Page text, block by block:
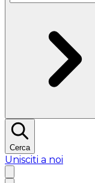
Cerca
Unisciti a noi